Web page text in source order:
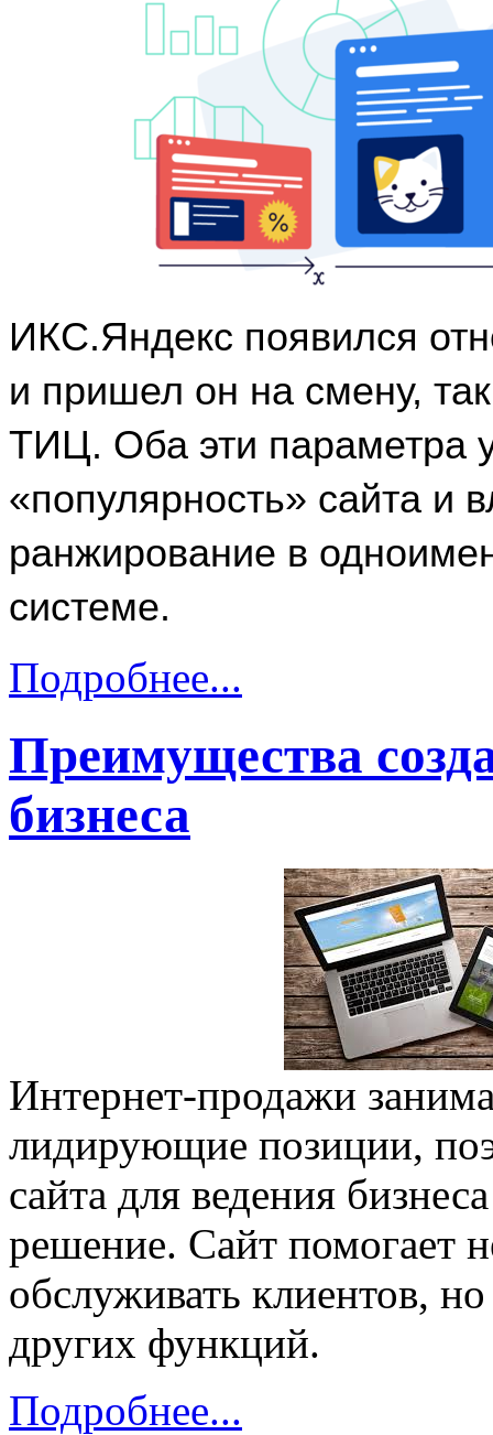
ИКС.Яндекс появился
и пришел он на смену,
ТИЦ. Оба эти параметра
«популярность» сайта и
ранжирование в
системе.
Подробнее...
Преимущества
бизнеса
Интернет-продажи
лидирующие позиции,
сайта для ведения
решение. Сайт помогает
обслуживать клиентов,
других функций.
Подробнее...